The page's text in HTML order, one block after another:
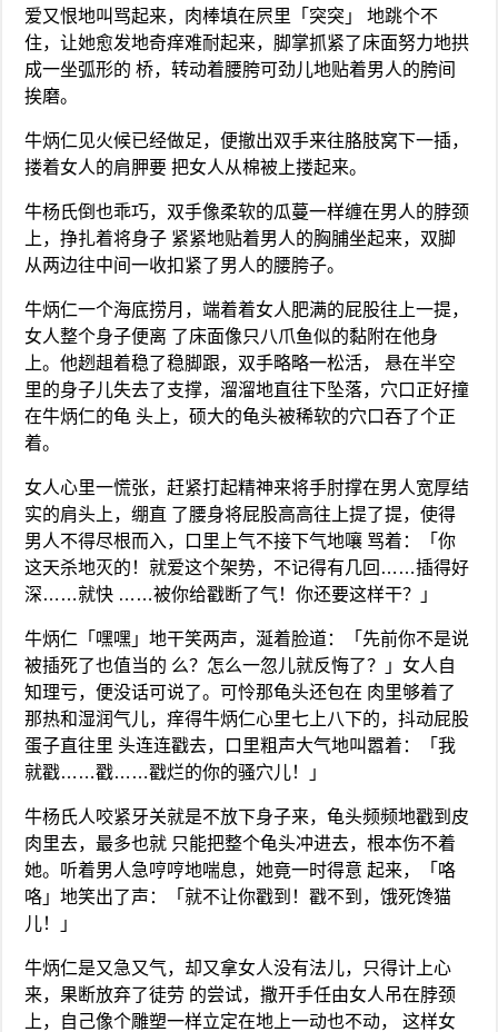
爱又恨地叫骂起来，肉棒填在屄里「突突」 地跳个不
住，让她愈发地奇痒难耐起来，脚掌抓紧了床面努力地拱
成一坐弧形的 桥，转动着腰胯可劲儿地贴着男人的胯间
挨磨。
牛炳仁见火候已经做足，便撤出双手来往胳肢窝下一插，
搂着女人的肩胛要 把女人从棉被上搂起来。
牛杨氏倒也乖巧，双手像柔软的瓜蔓一样缠在男人的脖颈
上，挣扎着将身子 紧紧地贴着男人的胸脯坐起来，双脚
从两边往中间一收扣紧了男人的腰胯子。
牛炳仁一个海底捞月，端着着女人肥满的屁股往上一提，
女人整个身子便离 了床面像只八爪鱼似的黏附在他身
上。他趔趄着稳了稳脚跟，双手略略一松活， 悬在半空
里的身子儿失去了支撑，溜溜地直往下坠落，穴口正好撞
在牛炳仁的龟 头上，硕大的龟头被稀软的穴口吞了个正
着。
女人心里一慌张，赶紧打起精神来将手肘撑在男人宽厚结
实的肩头上，绷直 了腰身将屁股高高往上提了提，使得
男人不得尽根而入，口里上气不接下气地嚷 骂着：「你
这天杀地灭的！就爱这个架势，不记得有几回……插得好
深……就快 ……被你给戳断了气！你还要这样干？」
牛炳仁「嘿嘿」地干笑两声，涎着脸道：「先前你不是说
被插死了也值当的 么？怎么一忽儿就反悔了？」女人自
知理亏，便没话可说了。可怜那龟头还包在 肉里够着了
那热和湿润气儿，痒得牛炳仁心里七上八下的，抖动屁股
蛋子直往里 头连连戳去，口里粗声大气地叫嚣着：「我
就戳……戳……戳烂的你的骚穴儿！」
牛杨氏人咬紧牙关就是不放下身子来，龟头频频地戳到皮
肉里去，最多也就 只能把整个龟头冲进去，根本伤不着
她。听着男人急哼哼地喘息，她竟一时得意 起来，「咯
咯」地笑出了声：「就不让你戳到！戳不到，饿死馋猫
儿！」
牛炳仁是又急又气，却又拿女人没有法儿，只得计上心
来，果断放弃了徒劳 的尝试，撒开手任由女人吊在脖颈
上，自己像个雕塑一样立定在地上一动也不动， 这样女